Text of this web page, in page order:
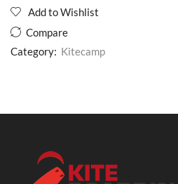
Add to Wishlist
Compare
Category: Kitecamp